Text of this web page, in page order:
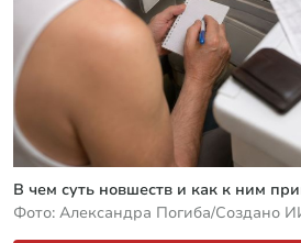
В чем суть новшеств и как к ним
Фото: Александра Погиба/Создано